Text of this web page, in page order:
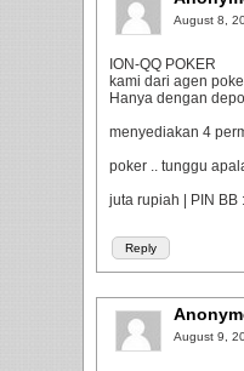
August 8,
Reply
ION-QQ POKER
kami dari agen
Hanya dengan
menyediakan 4
poker .. tunggu
juta rupiah | PIN BB
August 9,